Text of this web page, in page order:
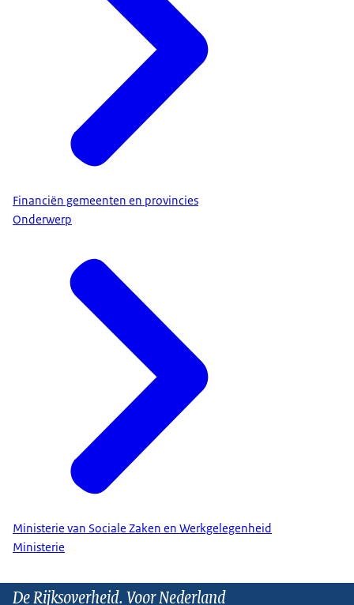
Financiën gemeenten en provincies
Onderwerp
Ministerie van Sociale Zaken en Werkgelegenheid
Ministerie
De Rijksoverheid. Voor Nederland